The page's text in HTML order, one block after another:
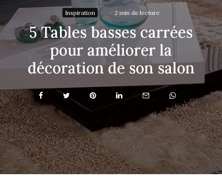
Inspiration · · 2 min de lecture
5 Tables basses carrées
pour améliorer la
décoration de son salon